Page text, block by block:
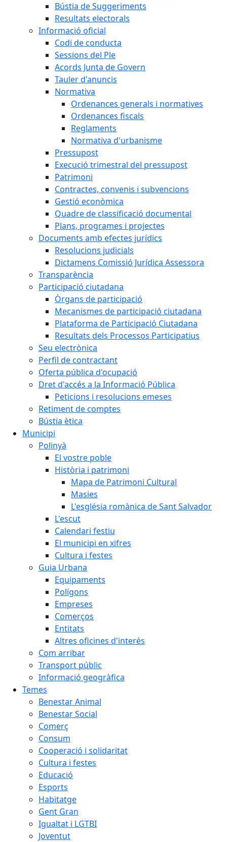
Bústia de Suggeriments
Resultats electorals
Informació oficial
Codi de conducta
Sessions del Ple
Acords Junta de Govern
Tauler d'anuncis
Normativa
Ordenances generals i normatives
Ordenances fiscals
Reglaments
Normativa d'urbanisme
Pressupost
Execució trimestral del pressupost
Patrimoni
Contractes, convenis i subvencions
Gestió econòmica
Quadre de classificació documental
Plans, programes i projectes
Documents amb efectes jurídics
Resolucions judicials
Dictamens Comissió Jurídica Assessora
Transparència
Participació ciutadana
Òrgans de participació
Mecanismes de participació ciutadana
Plataforma de Participació Ciutadana
Resultats dels Processos Participatius
Seu electrònica
Perfil de contractant
Oferta pública d'ocupació
Dret d'accés a la Informació Pública
Peticions i resolucions emeses
Retiment de comptes
Bústia ètica
Municipi
Polinyà
El vostre poble
Història i patrimoni
Mapa de Patrimoni Cultural
Masies
L'església romànica de Sant Salvador
L'escut
Calendari festiu
El municipi en xifres
Cultura i festes
Guia Urbana
Equipaments
Polígons
Empreses
Comerços
Entitats
Altres oficines d'interès
Com arribar
Transport públic
Informació geogràfica
Temes
Benestar Animal
Benestar Social
Comerç
Consum
Cooperació i solidaritat
Cultura i festes
Educació
Esports
Habitatge
Gent Gran
Igualtat i LGTBI
Joventut